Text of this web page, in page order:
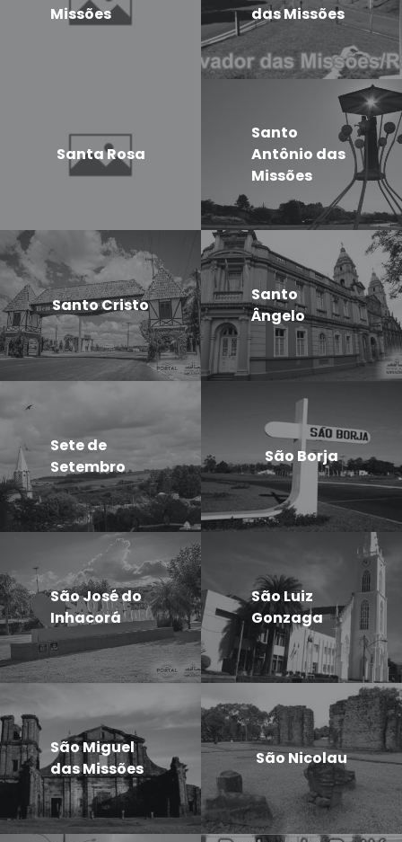
Missões
das Missões
Santa Rosa
Santo
Antônio das
Missões
Santo Cristo
Santo
Ângelo
Sete de
Setembro
São Borja
São José do
Inhacorá
São Luiz
Gonzaga
São Miguel
das Missões
São Nicolau